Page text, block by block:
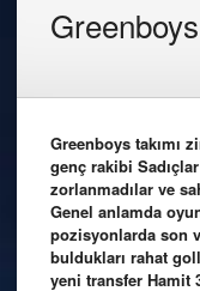
Greenboys takımı
genç rakibi
zorlanmadılar ve
Genel anlamda
pozisyonlarda son
buldukları rahat
yeni transfer Hamit